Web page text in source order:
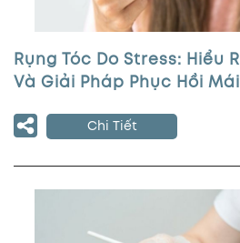
Rụng Tóc Do Stress: Hiểu
Và Giải Pháp Phục Hồi
Chi Tiết